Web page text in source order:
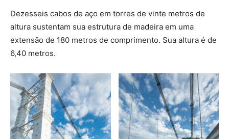
Dezesseis cabos de aço em torres de vinte metros de
altura sustentam sua estrutura de madeira em uma
extensão de 180 metros de comprimento. Sua altura é de
6,40 metros.